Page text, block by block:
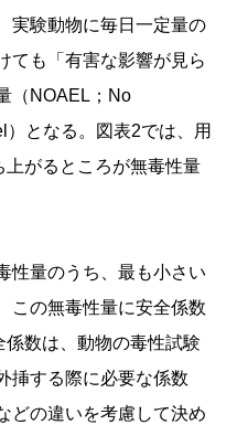
実験動物に毎日一定量の
ても「有害な影響が見ら
（NOAEL；No
となる。図表2では、用
がるところが無毒性量
性量のうち、最も小さい
この無毒性量に安全係数
数は、動物の毒性試験
挿する際に必要な係数
どの違いを考慮して決め